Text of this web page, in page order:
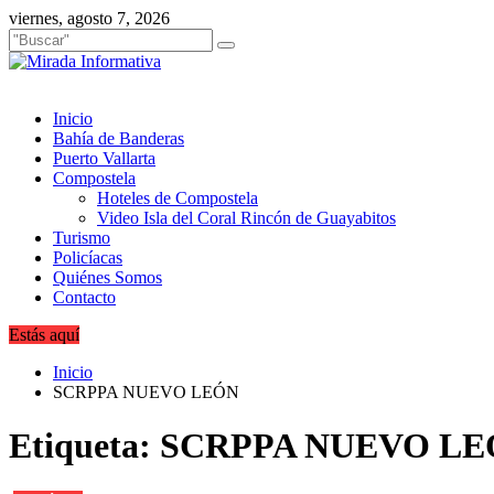
Saltar
al
contenido
viernes, agosto 7, 2026
Inicio
Bahía de Banderas
Puerto Vallarta
Compostela
Hoteles de Compostela
Video Isla del Coral Rincón de Guayabitos
Turismo
Policíacas
Quiénes Somos
Contacto
Estás aquí
Inicio
SCRPPA NUEVO LEÓN
Etiqueta: SCRPPA NUEVO